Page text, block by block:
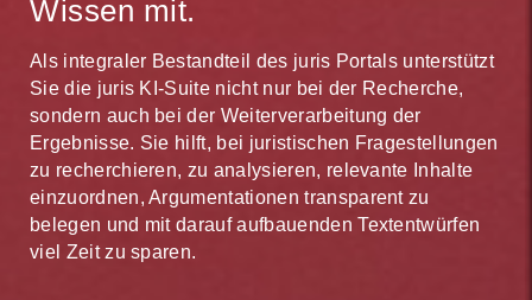
Wissen mit.
Als integraler Bestandteil des juris Portals unterstützt
Sie die juris KI-Suite nicht nur bei der Recherche,
sondern auch bei der Weiterverarbeitung der
Ergebnisse. Sie hilft, bei juristischen Fragestellungen
zu recherchieren, zu analysieren, relevante Inhalte
einzuordnen, Argumentationen transparent zu
belegen und mit darauf aufbauenden Textentwürfen
viel Zeit zu sparen.